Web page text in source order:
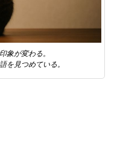
象が変わる。
を見つめている。